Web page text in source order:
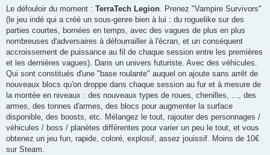
s
a
g
Le défouloir du moment : TerraTech Legion. Prenez "Vampire Survivors"
(le jeu indé qui a créé un sous-genre bien à lui : du roguelike sur des
parties courtes, bornées en temps, avec des vagues de plus en plus
nombreuses d'adversaires à défourrailler à l'écran, et un conséquent
accroissement de puissance au fil de chaque session entre les premières
et les dernières vagues). Dans un univers futuriste. Avec des véhicules.
Qui sont constitués d'une "base roulante" auquel on ajoute sans arrêt de
nouveaux blocs qu'on droppe dans chaque session au fur et à mesure de
la montée en niveaux : des nouveaux types de roues, chenilles, ..., des
armes, des tonnes d'armes, des blocs pour augmenter la surface
disponible, des boosts, etc. Mélangez le tout, rajouter des personnages /
véhicules / boss / planètes différentes pour varier un peu le tout, et vous
obtenez un jeu fun, rapide, coloré, explosif, assez jouissif. Moins de 10€
sur Steam.